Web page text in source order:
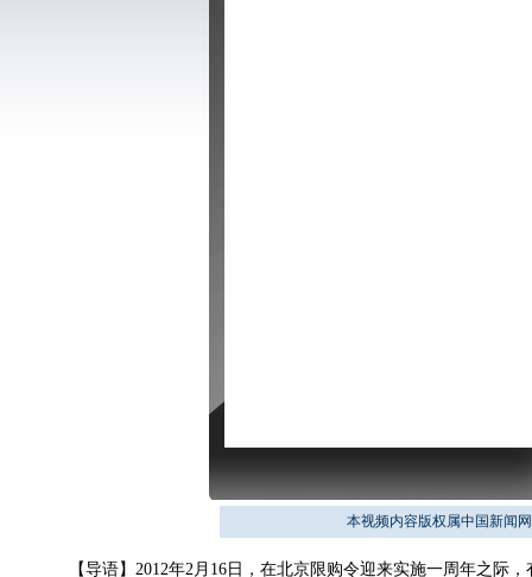
本视频内容版权属中国新闻
【导语】2012年2月16日，在北京限购令迎来实施一周年之际，